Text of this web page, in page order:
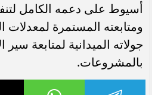
أسيوط على دعمه الكامل
ومتابعته المستمرة لمعدلات
جولاته الميدانية لمتابعة سير
بالمشروعات.